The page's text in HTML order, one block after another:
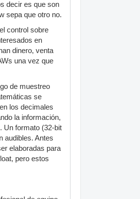
decir es que son
sepa que otro no.
control sobre
en
dinero, venta
una vez que
de muestreo
se
los decimales
la información,
Un formato (32-bit
audibles. Antes
elaboradas para
pero estos